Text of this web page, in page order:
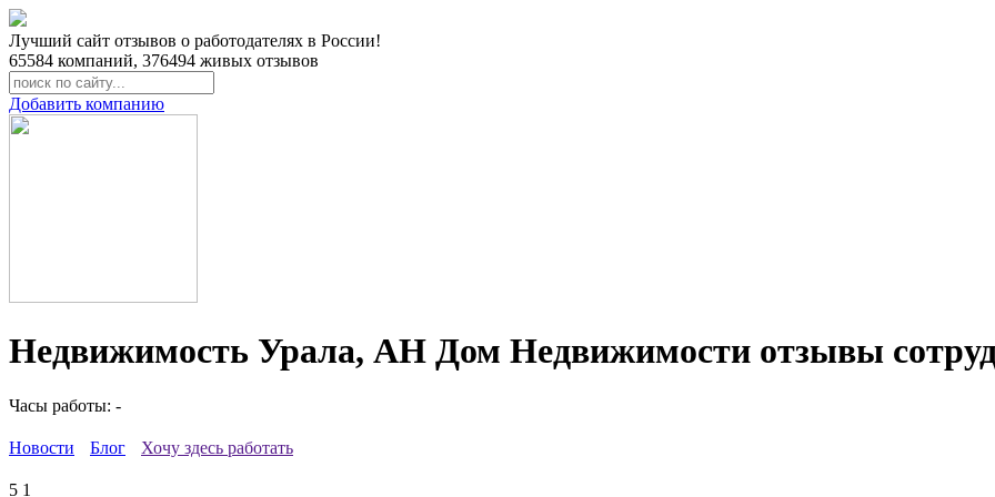
Лучший сайт отзывов о работодателях в России!
65584 компаний, 376494 живых отзывов
Добавить компанию
Недвижимость Урала, АН Дом Недвижимости отзывы
Часы работы: -
Новости Блог Хочу здесь работать
5 1